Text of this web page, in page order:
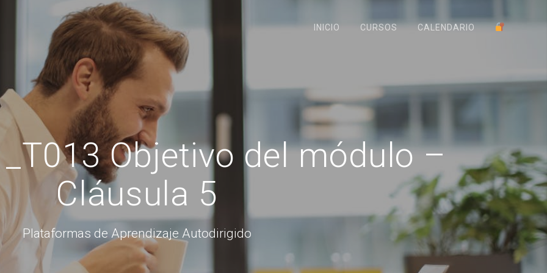
INICIO CURSOS CALENDARIO
Objetivo del módulo –
Cláusula 5
Plataformas de Aprendizaje Autodirigido